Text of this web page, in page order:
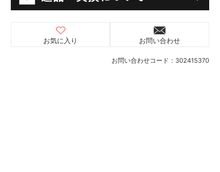
お問い合わせコード： 302415370
お気に入り お問い合わせ